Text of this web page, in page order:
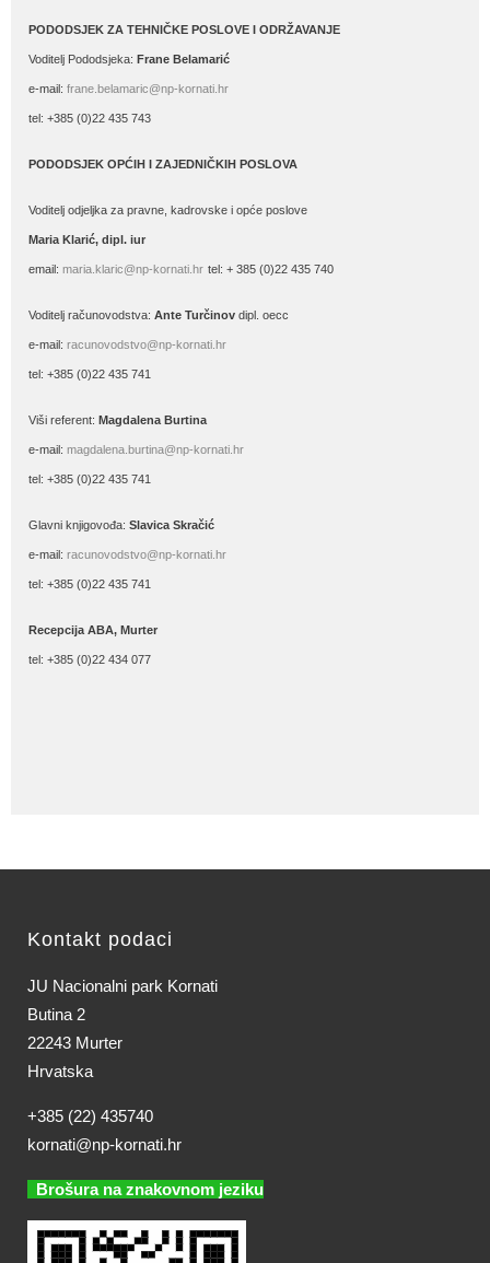
PODODSJEK ZA TEHNIČKE POSLOVE I ODRŽAVANJE
Voditelj Pododsjeka: Frane Belamarić
e-mail: frane.belamaric@np-kornati.hr
tel: +385 (0)22 435 743
PODODSJEK OPĆIH I ZAJEDNIČKIH POSLOVA
Voditelj odjeljka za pravne, kadrovske i opće poslove
Maria Klarić, dipl. iur
email: maria.klaric@np-kornati.hr tel: + 385 (0)22 435 740
Voditelj računovodstva: Ante Turčinov dipl. oecc
e-mail: racunovodstvo@np-kornati.hr
tel: +385 (0)22 435 741
Viši referent: Magdalena Burtina
e-mail: magdalena.burtina@np-kornati.hr
tel: +385 (0)22 435 741
Glavni knjigovođa: Slavica Skračić
e-mail: racunovodstvo@np-kornati.hr
tel: +385 (0)22 435 741
Recepcija ABA, Murter
tel: +385 (0)22 434 077
Kontakt podaci
JU Nacionalni park Kornati
Butina 2
22243 Murter
Hrvatska
+385 (22) 435740
kornati@np-kornati.hr
Brošura na znakovnom jeziku